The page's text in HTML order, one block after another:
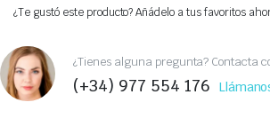
¿Te gustó este producto? Añádelo a tus favoritos
¿Tienes alguna pregunta? Contacta
(+34) 977 554 176